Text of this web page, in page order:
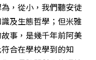
，從小，我們聽安徒
及生態哲學；但米雅
事，是幾千年前阿美
合在學校學到的知